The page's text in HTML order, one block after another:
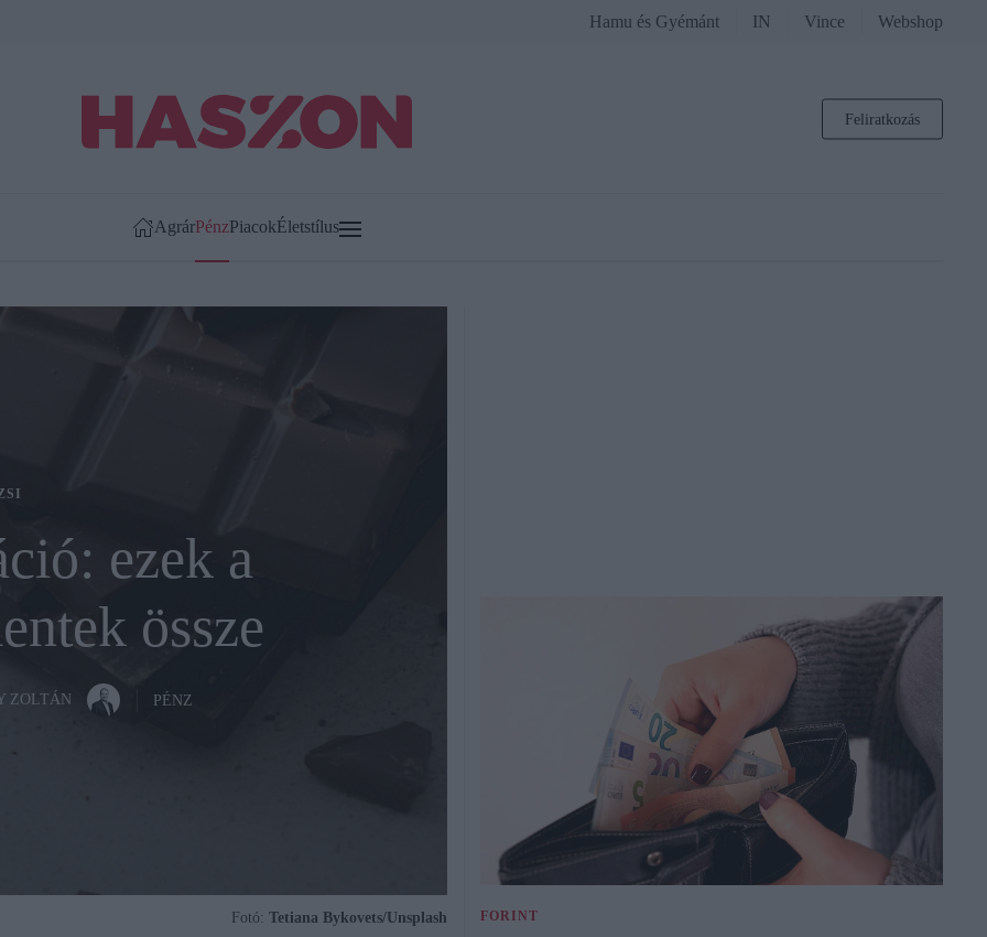
Hamu és Gyémánt IN Vince Webshop
Feliratkozás
AgrárPénzPiacokÉletstílus
ezek a
össze
ZOLTÁN PÉNZ
Fotó: Tetiana Bykovets/Unsplash FORINT